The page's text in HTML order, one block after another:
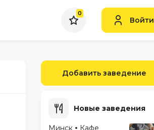
0
Войти
Добавить заведение
Новые заведения
Минск Кафе